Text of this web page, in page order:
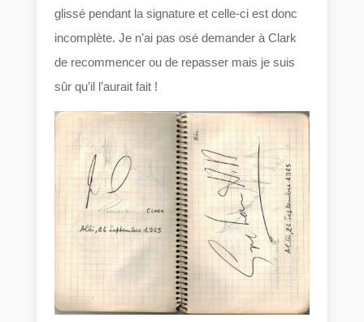
glissé pendant la signature et celle-ci est donc
incomplète. Je n’ai pas osé demander à Clark
de recommencer ou de repasser mais je suis
sûr qu’il l’aurait fait !